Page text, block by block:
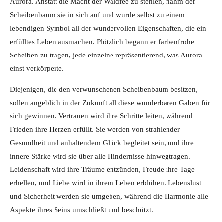
Scheibenbaum sie in sich auf und wurde selbst zu einem
lebendigen Symbol all der wundervollen Eigenschaften, die ein
erfülltes Leben ausmachen. Plötzlich begann er farbenfrohe
Scheiben zu tragen, jede einzelne repräsentierend, was Aurora
einst verkörperte.
Diejenigen, die den verwunschenen Scheibenbaum besitzen,
sollen angeblich in der Zukunft all diese wunderbaren Gaben für
sich gewinnen. Vertrauen wird ihre Schritte leiten, während
Frieden ihre Herzen erfüllt. Sie werden von strahlender
Gesundheit und anhaltendem Glück begleitet sein, und ihre
innere Stärke wird sie über alle Hindernisse hinwegtragen.
Leidenschaft wird ihre Träume entzünden, Freude ihre Tage
erhellen, und Liebe wird in ihrem Leben erblühen. Lebenslust
und Sicherheit werden sie umgeben, während die Harmonie alle
Aspekte ihres Seins umschließt und beschützt.